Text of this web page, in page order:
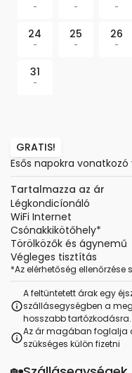
- - -
24
-
25
-
26
-
31
-
GRATIS!
Esős napokra
Tartalmazza az ár
Légkondicíonáló
WiFi Internet
Csónakkikötőhely*
Törölközők és ágynemű
Végleges tisztítás
*Az elérhetőség ellenőrzése
A feltüntetett árak egy
szállásegységben a
hosszabb tartózkodásra.
Az ár magában foglalja
szükséges külön fizetni